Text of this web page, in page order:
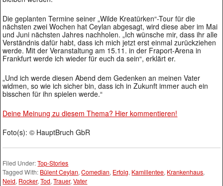
Die geplanten Termine seiner „Wilde Kreatürken“-Tour für die
nächsten zwei Wochen hat Ceylan abgesagt, wird diese aber im Mai
und Juni nächsten Jahres nachholen. „Ich wünsche mir, dass ihr alle
Verständnis dafür habt, dass ich mich jetzt erst einmal zurückziehen
werde. Mit der Veranstaltung am 15.11. in der Fraport-Arena in
Frankfurt werde ich wieder für euch da sein“, erklärt er.
„Und ich werde diesen Abend dem Gedenken an meinen Vater
widmen, so wie ich sicher bin, dass ich in Zukunft immer auch ein
bisschen für ihn spielen werde.“
Deine Meinung zu diesem Thema? Hier kommentieren!
Foto(s): © HauptBruch GbR
Filed Under:Top-Stories
Tagged With: Bülent Ceylan,Comedian, Erfolg, Kamillentee, Krankenhaus,
Neid, Rocker,Tod,Trauer,Vater